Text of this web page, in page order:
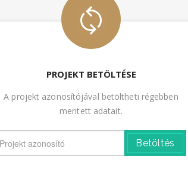
PROJEKT BETÖLTÉSE
A projekt azonosítójával betöltheti régebben
mentett adatait.
Betöltés